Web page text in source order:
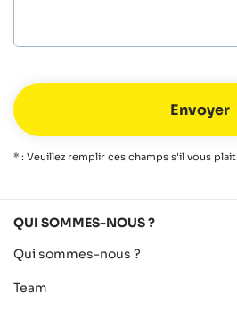
* : Veuillez remplir ces champs s'il vous plait
QUI SOMMES-NOUS ?
Qui sommes-nous ?
Team